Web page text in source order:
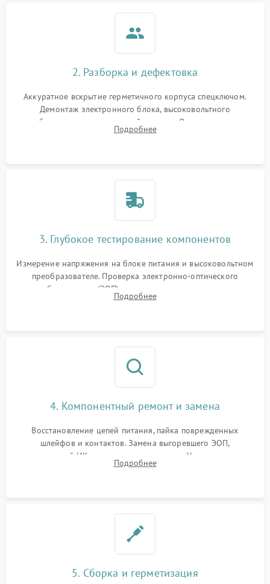
2. Разборка и дефектовка
Аккуратное вскрытие герметичного корпуса спецключом.
Демонтаж электронного блока, высоковольтного
преобразователя и оптической системы. Осмотр контактов
на окисление и проверка целостности уплотнительных
Подробнее
3. Глубокое тестирование компонентов
Измерение напряжения на блоке питания и высоковольтном
преобразователе. Проверка электронно-оптического
преобразователя (ЭОП) на стенде на предмет эмиссии,
шумов и засветок. Диагностика микросхем цифровых
Подробнее
4. Компонентный ремонт и замена
Восстановление цепей питания, пайка поврежденных
шлейфов и контактов. Замена выгоревшего ЭОП,
неисправной ИК-подсветки или матрицы. Ультразвуковая
очистка плат и удаление загрязнений с линз объектива и
Подробнее
5. Сборка и герметизация